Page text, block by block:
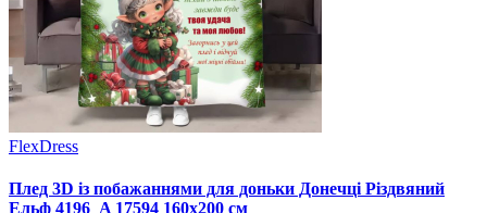
FlexDress
Плед 3D із побажаннями для доньки Донечці Різдвяний
Ельф 4196_A 17594 160х200 см